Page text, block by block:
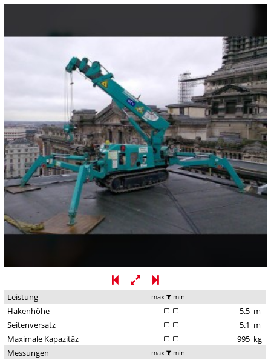
Leistung max min
Hakenhöhe 5.5 m
Seitenversatz
5.1 m
Maximale Kapazitäz
995 kg
Messungen
max min